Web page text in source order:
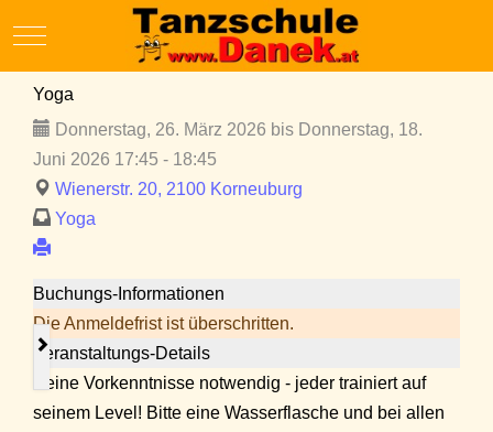
Mobile Menu Toggle
Yoga
Donnerstag, 26. März 2026 bis Donnerstag, 18.
Juni 2026 17:45 - 18:45
Wienerstr. 20, 2100 Korneuburg
Yoga
Buchungs-Informationen
Die Anmeldefrist ist überschritten.
Veranstaltungs-Details
Keine Vorkenntnisse notwendig - jeder trainiert auf
seinem Level! Bitte eine Wasserflasche und bei allen